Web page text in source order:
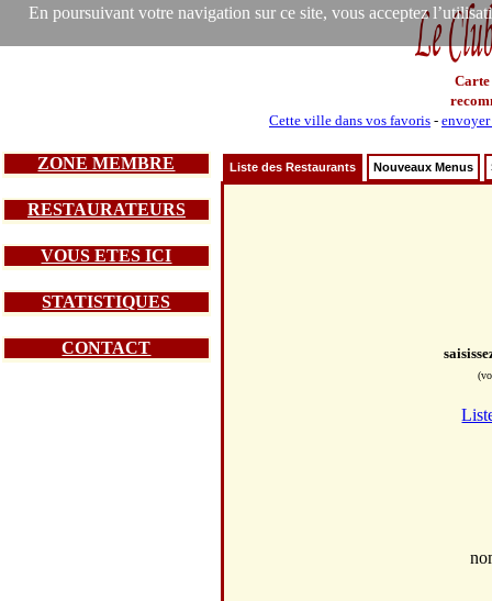
En poursuivant votre navigation sur ce site, vous acceptez
Carte
Cette ville dans vos favoris -
ZONE MEMBRE
RESTAURATEURS
VOUS ETES ICI
STATISTIQUES
CONTACT
Liste des Restaurants Nouveaux Menus